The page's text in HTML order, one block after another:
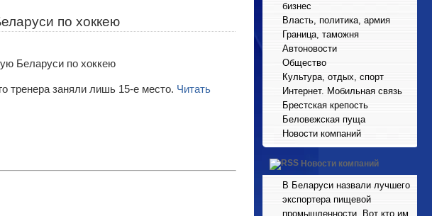
по хоккею
тренера заняли лишь 15-е место. Читать
бизнес
Власть, политика, армия
Граница, таможня
Автоновости
Общество
Культура, отдых, спорт
Интернет. Мобильная связь
Брестская крепость
Беловежская пуща
Новости компаний
Новости компаний
В Беларуси назвали лучшего
экспортера пищевой
промышленности. Вот кто им